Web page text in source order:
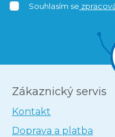
Souhlasím se
Zákaznický servis
Kontakt
Doprava a platba